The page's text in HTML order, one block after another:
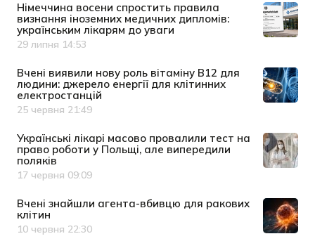
Німеччина восени спростить правила
визнання іноземних медичних дипломів:
українським лікарям до уваги
Дата публікації
29 липня 14:53
Вчені виявили нову роль вітаміну B12 для
людини: джерело енергії для клітинних
електростанцій
Дата публікації
25 червня 21:49
Українські лікарі масово провалили тест на
право роботи у Польщі, але випередили
поляків
Дата публікації
17 червня 09:09
Вчені знайшли агента-вбивцю для ракових
клітин
Дата публікації
10 червня 22:30